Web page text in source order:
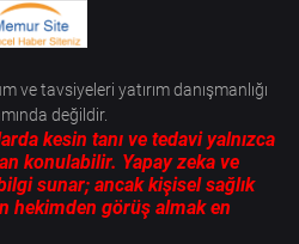
ve tavsiyeleri yatırım danışmanlığı
değildir.
kesin tanı ve tedavi yalnızca
konulabilir. Yapay zeka ve
sunar; ancak kişisel sağlık
hekimden görüş almak en